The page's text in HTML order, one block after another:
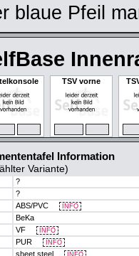
blaue Pfeil
TSV vorne
Information
Variante)
?
?
ABS/PVC
INFO
BeKa
VF
INFO
PUR
INFO
sheet steel
INFO